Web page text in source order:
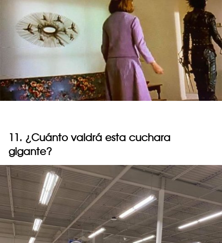
11. ¿Cuánto valdrá esta cuchara
gigante?